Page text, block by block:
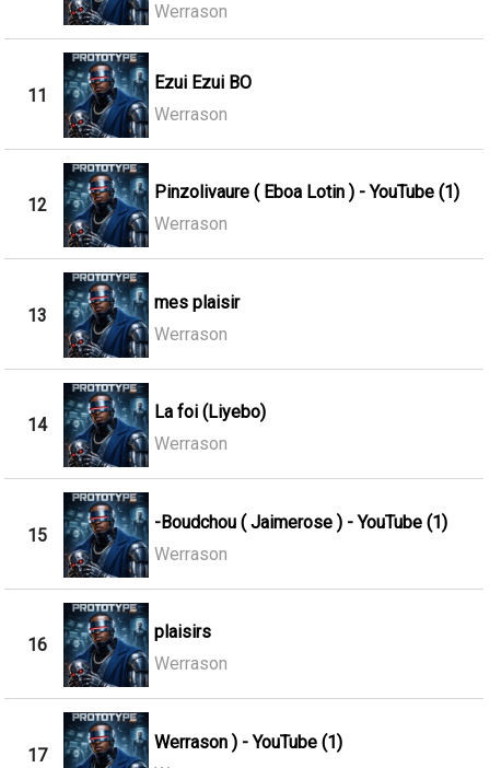
Werrason
11
Ezui Ezui BO
Werrason
12
Pinzolivaure ( Eboa Lotin ) - YouTube (1)
Werrason
13
mes plaisir
Werrason
14
La foi (Liyebo)
Werrason
15
-Boudchou ( Jaimerose ) - YouTube (1)
Werrason
16
plaisirs
Werrason
17
Werrason ) - YouTube (1)